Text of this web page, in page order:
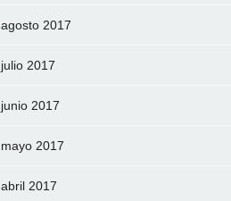
agosto 2017
julio 2017
junio 2017
mayo 2017
abril 2017